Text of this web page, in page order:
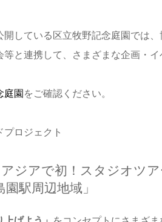
開している区立牧野記念庭園では
と連携して、さまざまな企画・イ
庭園 をご確認ください。
ジアで初！スタジオツ
園駅周辺地域」